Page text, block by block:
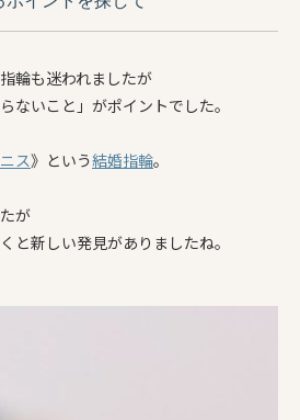
輪も迷われましたが
ないこと」がポイントでした。
ス》という結婚指輪。
が
と新しい発見がありましたね。